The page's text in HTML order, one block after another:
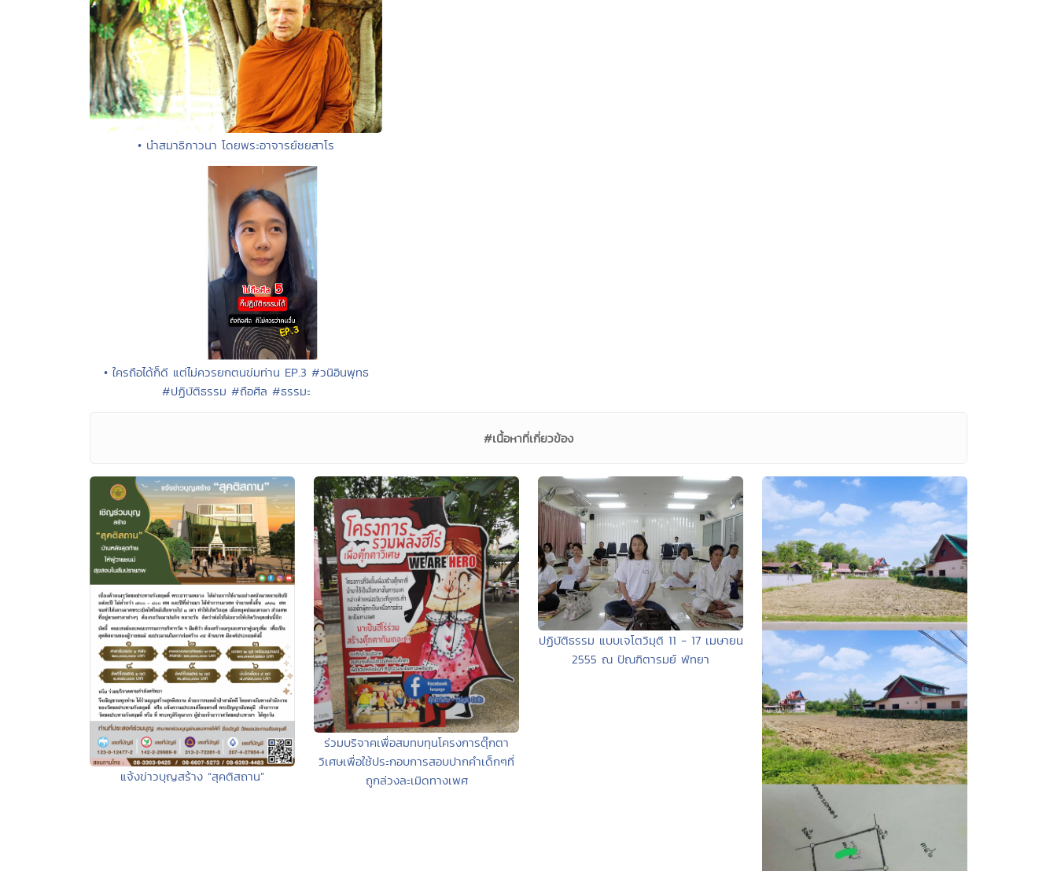
• นำสมาธิภาวนา โดยพระอาจารย์ชยสาโร
• ใครถือได้ก็ดี แต่ไม่ควรยกตนข่มท่าน EP.3 #วนิอินพุทธ
#ปฏิบัติธรรม #ถือศีล #ธรรมะ
#เนื้อหาที่เกี่ยวข้อง
แจ้งข่าวบุญสร้าง “สุคติสถาน”
ร่วมบริจาคเพื่อสมทบทุนโครงการตุ๊กตา
วิเศษเพื่อใช้ประกอบการสอบปากคำเด็กๆที่
ถูกล่วงละเมิดทางเพศ
ปฏิบัติธรรม แบบเจโตวิมุติ 11 - 17 เมษายน
2555 ณ ปัณฑิตารมย์ พัทยา